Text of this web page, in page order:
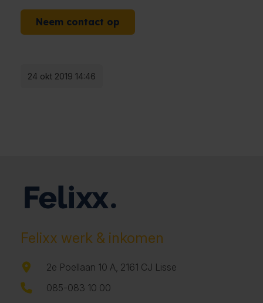
Neem contact op
24 okt 2019 14:46
Felixx werk & inkomen
2e Poellaan 10 A, 2161 CJ Lisse
085-083 10 00